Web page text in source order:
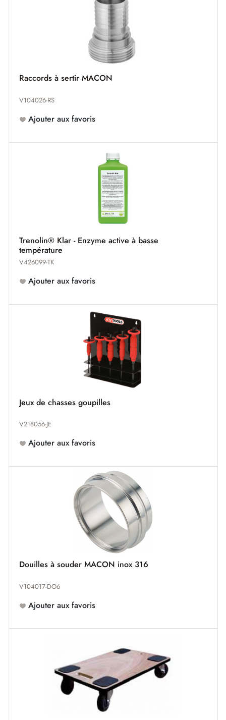
Raccords à sertir MACON
V104026-RS
Ajouter aux favoris
Trenolin® Klar - Enzyme active à basse
température
V426099-TK
Ajouter aux favoris
Jeux de chasses goupilles
V218056-JE
Ajouter aux favoris
Douilles à souder MACON inox 316
V104017-DO6
Ajouter aux favoris